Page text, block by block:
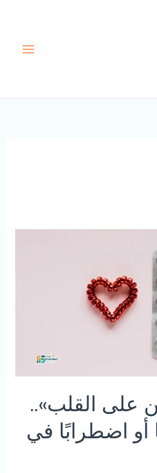
على القلب»..
اضطرابًا في